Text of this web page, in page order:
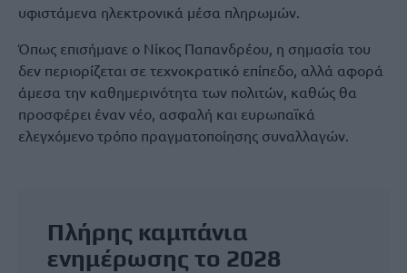
υφιστάμενα ηλεκτρονικά μέσα πληρωμών.
Όπως επισήμανε ο Νίκος Παπανδρέου, η σημασία του
δεν περιορίζεται σε τεχνοκρατικό επίπεδο, αλλά αφορά
άμεσα την καθημερινότητα των πολιτών, καθώς θα
προσφέρει έναν νέο, ασφαλή και ευρωπαϊκά
ελεγχόμενο τρόπο πραγματοποίησης συναλλαγών.
Πλήρης καμπάνια
ενημέρωσης το 2028